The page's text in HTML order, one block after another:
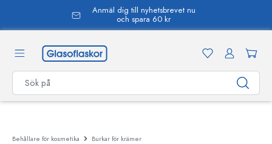
Anmäl dig till nyhetsbrevet nu
och spara 60 kr
Behållare för kosmetika Burkar för krämer